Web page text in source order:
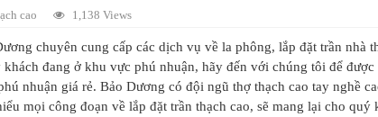
cao 1,138 Views
chuyên cung cấp các dịch vụ về la phông, lắp đặt trần nhà
khách đang ở khu vực phú nhuận, hãy đến với chúng tôi để được
nhuận giá rẻ. Bảo Dương có đội ngũ thợ thạch cao tay nghề
mọi công đoạn về lắp đặt trần thạch cao, sẽ mang lại cho quý